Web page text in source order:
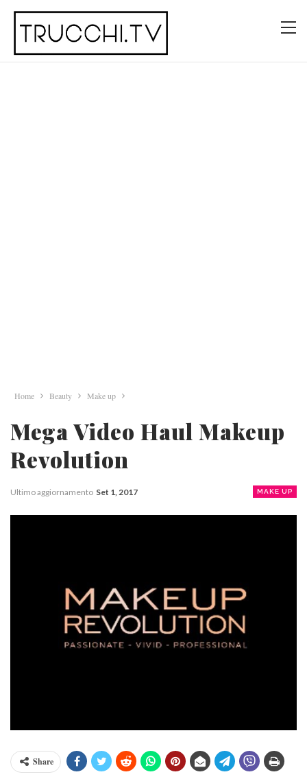
Home Beauty Make up
Mega Video Haul Makeup
Revolution
MAKE UP
Ultimo aggiornamento Set 1, 2017
Share